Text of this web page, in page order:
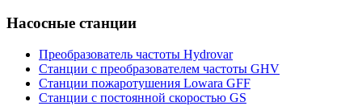
Насосные станции
Преобразователь частоты Hydrovar
Станции с преобразователем частоты GHV
Станции пожаротушения Lowara GFF
Станции с постоянной скоростью GS